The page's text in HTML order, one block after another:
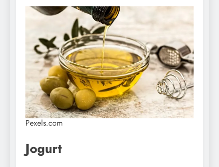
Pexels.com
Jogurt